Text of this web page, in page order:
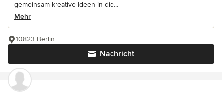
gemeinsam kreative Ideen in die...
Mehr
Nachricht
10823 Berlin